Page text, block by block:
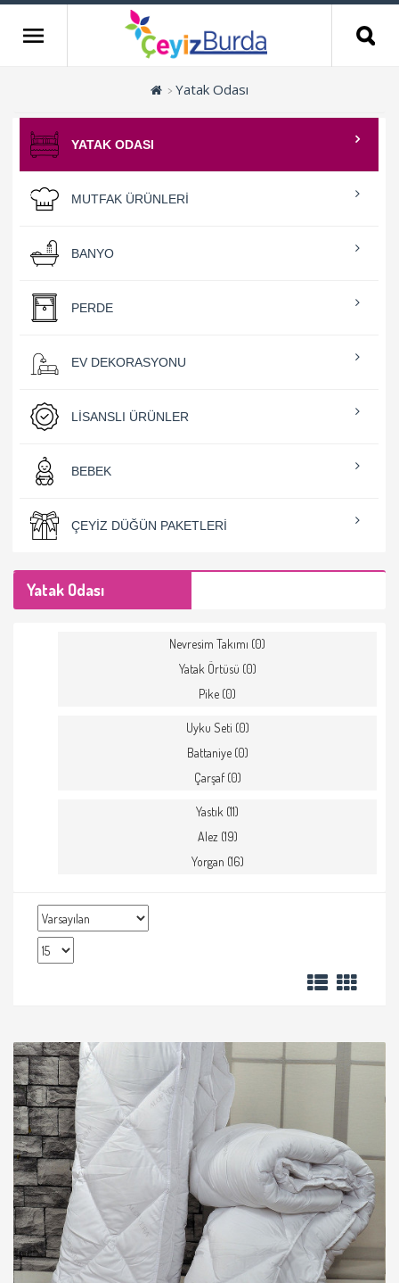
Yatak Odası
YATAK ODASI
MUTFAK ÜRÜNLERI
BANYO
PERDE
EV DEKORASYONU
LISANSLI ÜRÜNLER
BEBEK
ÇEYIZ DÜĞÜN PAKETLERI
Yatak Odası
Nevresim Takımı (0)
Yatak Örtüsü (0)
Pike (0)
Uyku Seti (0)
Battaniye (0)
Çarşaf (0)
Yastık (11)
Alez (19)
Yorgan (16)